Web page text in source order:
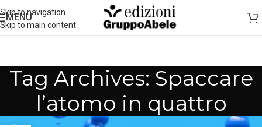
Skip to navigation
Skip to main content
MENU
Tag Archives: Spaccare
l’atomo in quattro